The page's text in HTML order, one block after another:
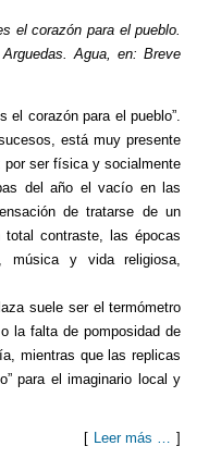
el corazón para el pueblo.
Agua, en: Breve
corazón para el pueblo”.
está muy presente
por ser física y socialmente
del año el vacío en las
de tratarse de un
contraste, las épocas
música y vida religiosa,
suele ser el termómetro
la falta de pomposidad de
mientras que las replicas
para el imaginario local y
[ Leer más … ]